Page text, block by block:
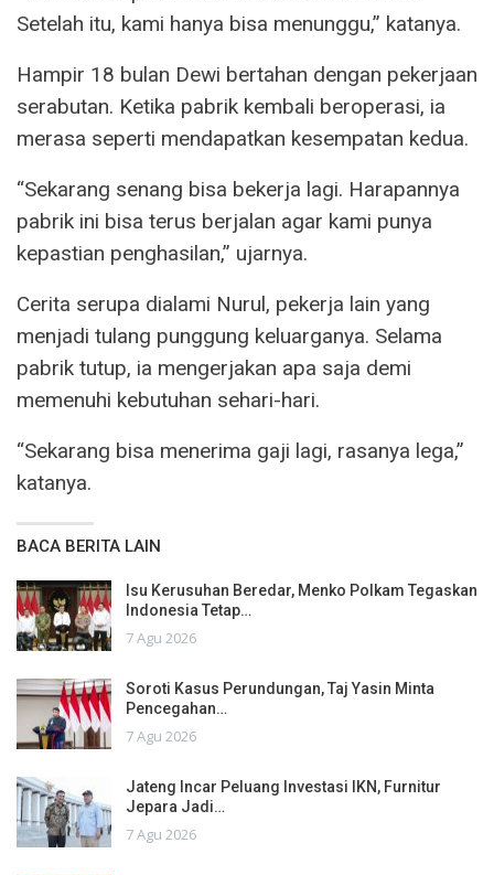
Setelah itu, kami hanya bisa menunggu,” katanya.
Hampir 18 bulan Dewi bertahan dengan pekerjaan
serabutan. Ketika pabrik kembali beroperasi, ia
merasa seperti mendapatkan kesempatan kedua.
“Sekarang senang bisa bekerja lagi. Harapannya
pabrik ini bisa terus berjalan agar kami punya
kepastian penghasilan,” ujarnya.
Cerita serupa dialami Nurul, pekerja lain yang
menjadi tulang punggung keluarganya. Selama
pabrik tutup, ia mengerjakan apa saja demi
memenuhi kebutuhan sehari-hari.
“Sekarang bisa menerima gaji lagi, rasanya lega,”
katanya.
BACA BERITA LAIN
Isu Kerusuhan Beredar, Menko Polkam Tegaskan
Indonesia Tetap…
7 Agu 2026
Soroti Kasus Perundungan, Taj Yasin Minta
Pencegahan…
7 Agu 2026
Jateng Incar Peluang Investasi IKN, Furnitur
Jepara Jadi…
7 Agu 2026